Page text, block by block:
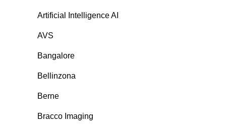
Artificial Intelligence AI
AVS
Bangalore
Bellinzona
Berne
Bracco Imaging